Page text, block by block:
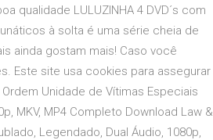
qualidade LULUZINHA 4 DVD´s com
à solta é uma série cheia de
ainda gostam mais! Caso você
Este site usa cookies para assegurar
Unidade de Vítimas Especiais
MKV, MP4 Completo Download Law &
Legendado, Dual Áudio, 1080p,